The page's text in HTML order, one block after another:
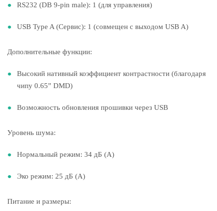
RS232 (DB 9-pin male): 1 (для управления)
USB Type A (Сервис): 1 (совмещен с выходом USB A)
Дополнительные функции:
Высокий нативный коэффициент контрастности (благодаря
чипу 0.65” DMD)
Возможность обновления прошивки через USB
Уровень шума:
Нормальный режим: 34 дБ (A)
Эко режим: 25 дБ (A)
Питание и размеры: